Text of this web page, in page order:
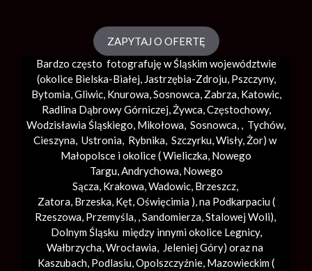
ZAPYTAJ O OFERTĘ
Bardzo często fotografuję w Śląskim województwie
(okolice Bielska-Białej, Jastrzębia-Zdroju, Pszczyny,
Bytomia, Gliwic, Knurowa, Sosnowca, Zabrza, Katowic,
Radlina Dąbrowy Górniczej, Żywca, Częstochowy,
Wodzisławia Śląskiego, Mikołowa, Sosnowca, , Tychów,
Cieszyna, Ustronia, Rybnika, Szczyrku, Wisły, Żor) w
Małopolsce i okolice (Wieliczka, Nowego
Targu,Andrychowa, Nowego
Sącza, Krakowa,Wadowic, Brzeszcz,
Zatora, Brzeska, Kęt,Oświęcimia), na Podkarpaciu (
Rzeszowa, Przemyśla, ,Sandomierza,Stalowej Woli),
Dolnym Śląsku między innymi okolice Legnicy,
Wałbrzycha,Wrocławia, Jeleniej Góry) oraz na
Kaszubach, Podlasiu, Opolszczyźnie, Mazowieckim (